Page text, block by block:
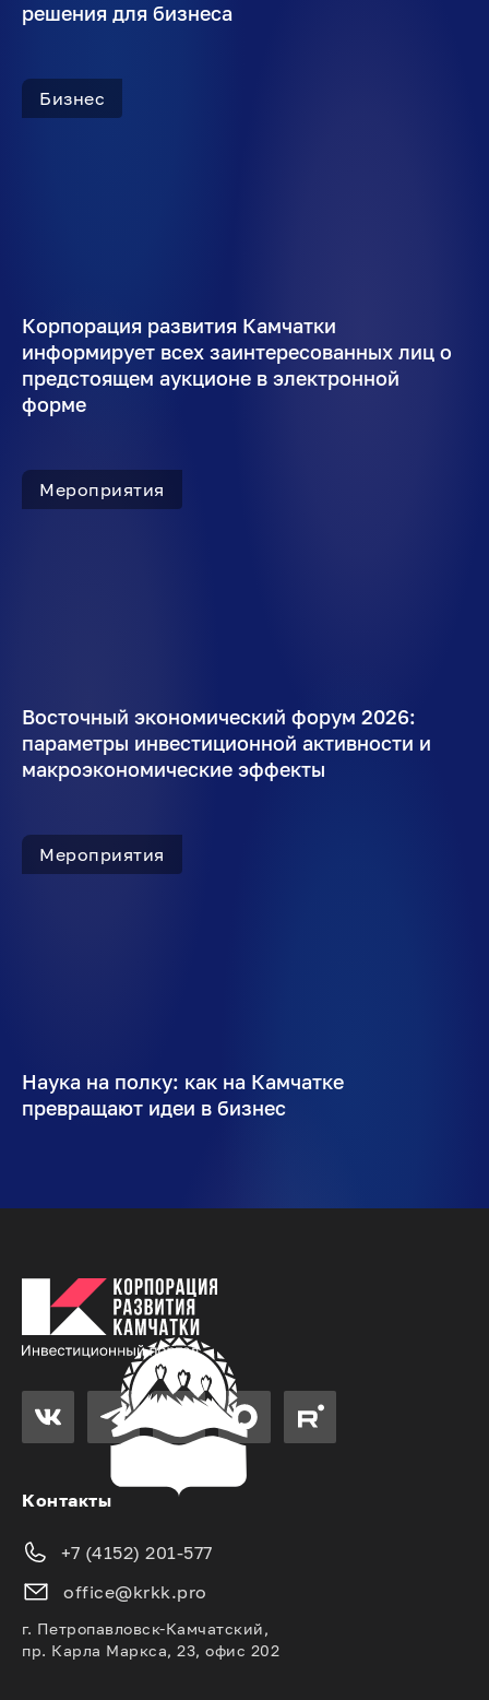
решения для бизнеса
Бизнес
Корпорация развития Камчатки
информирует всех заинтересованных лиц о
предстоящем аукционе в электронной
форме
Мероприятия
Восточный экономический форум 2026:
параметры инвестиционной активности и
макроэкономические эффекты
Мероприятия
Наука на полку: как на Камчатке
превращают идеи в бизнес
Контакты
+7 (4152) 201-577
office@krkk.pro
г. Петропавловск-Камчатский,
пр. Карла Маркса, 23, офис 202